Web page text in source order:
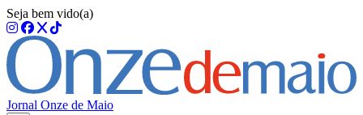
Seja bem vido(a)
Jornal Onze de Maio